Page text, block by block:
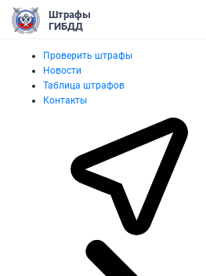
Штрафы
ГИБДД
Проверить штрафы
Новости
Таблица штрафов
Контакты